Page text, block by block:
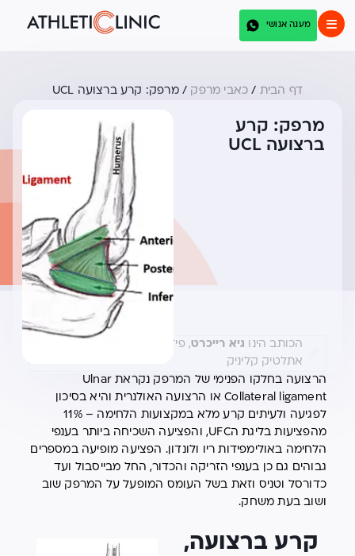
מענה אנושי
דף הבית / כאבי מרפק /מרפק: קרע ברצועה UCL
מרפק: קרע
ברצועה UCL
הכותב הינו גיא רייכרט, פיזיותרפיסט ספורט מצוות
אתלטיק קליניק
הרצועה בחלקו הפנימי של המרפק נקראת Ulnar
Collateral ligament או הרצועה האולנרית והיא בסיכון
לפגיעה ולעיתים קרע מלא במקצועות הלחימה – 11%
מהפציעות בליגת הUFC, והפציעה השכיחה ביותר בענפי
הלחימה באולימפידות ריו ולונדון. הפציעה מופיעה במספרים
גבוהים גם כן בענפי הזריקה והכדור, החל מבייסבול ועד
כדורסל וטניס וזאת בשל העומס המופעל על המרפק שוב
ושוב בעת משחק.
קרע ברצועה,